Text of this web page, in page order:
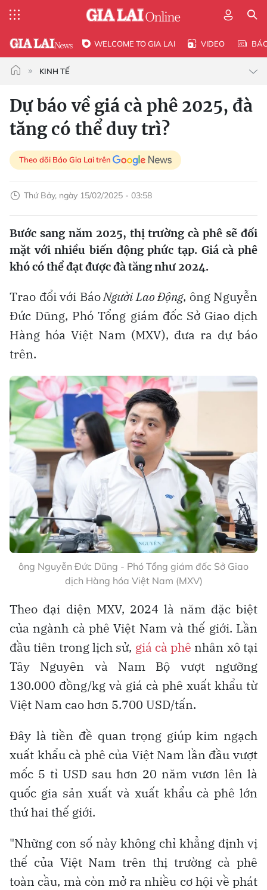
WELCOME TO GIA LAI VIDEO
KINH TẾ
Dự báo về giá cà phê 2025, đà
tăng có thể duy trì?
Theo dõi Báo Gia Lai trên
Thứ Bảy, ngày 15/02/2025 - 03:58
Bước sang năm 2025, thị trường cà phê sẽ đối
mặt với nhiều biến động phức tạp. Giá cà phê
khó có thể đạt được đà tăng như 2024.
Trao đổi với BáoNgười Lao Động, ông Nguyễn
Đức Dũng, Phó Tổng giám đốc Sở Giao dịch
Hàng hóa Việt Nam (MXV), đưa ra dự báo
trên.
ông Nguyễn Đức Dũng - Phó Tổng giám đốc Sở Giao
dịch Hàng hóa Việt Nam (MXV)
Theo đại diện MXV, 2024 là năm đặc biệt
của ngành cà phê Việt Nam và thế giới. Lần
đầu tiên trong lịch sử, giá cà phê nhân xô tại
Tây Nguyên và Nam Bộ vượt ngưỡng
130.000 đồng/kg và giá cà phê xuất khẩu từ
Việt Nam cao hơn 5.700 USD/tấn.
Đây là tiền đề quan trọng giúp kim ngạch
xuất khẩu cà phê của Việt Nam lần đầu vượt
mốc 5 tỉ USD sau hơn 20 năm vươn lên là
quốc gia sản xuất và xuất khẩu cà phê lớn
thứ hai thế giới.
"Những con số này không chỉ khẳng định vị
thế của Việt Nam trên thị trường cà phê
toàn cầu, mà còn mở ra nhiều cơ hội về phát